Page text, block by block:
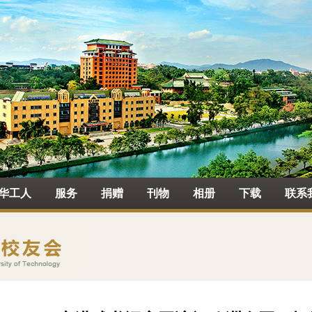
工人 服务 捐赠 刊物 相册 下载 联系